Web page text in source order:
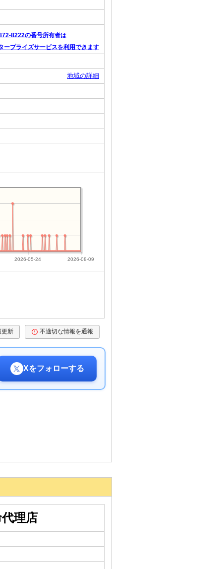
8222の番号所有者は
ープライズサービスを利用できます
地域の詳細
2026-05-24 2026-08-09
更新 不適切な情報を通報
Xをフォローする
理店